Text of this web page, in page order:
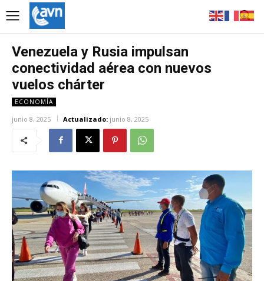
Venezuela y Rusia impulsan
conectividad aérea con nuevos
vuelos chárter
ECONOMÍA
junio 8, 2025 Actualizado: junio 8, 2025